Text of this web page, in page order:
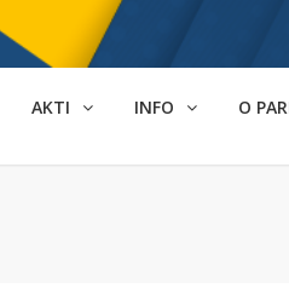
AKTI INFO O